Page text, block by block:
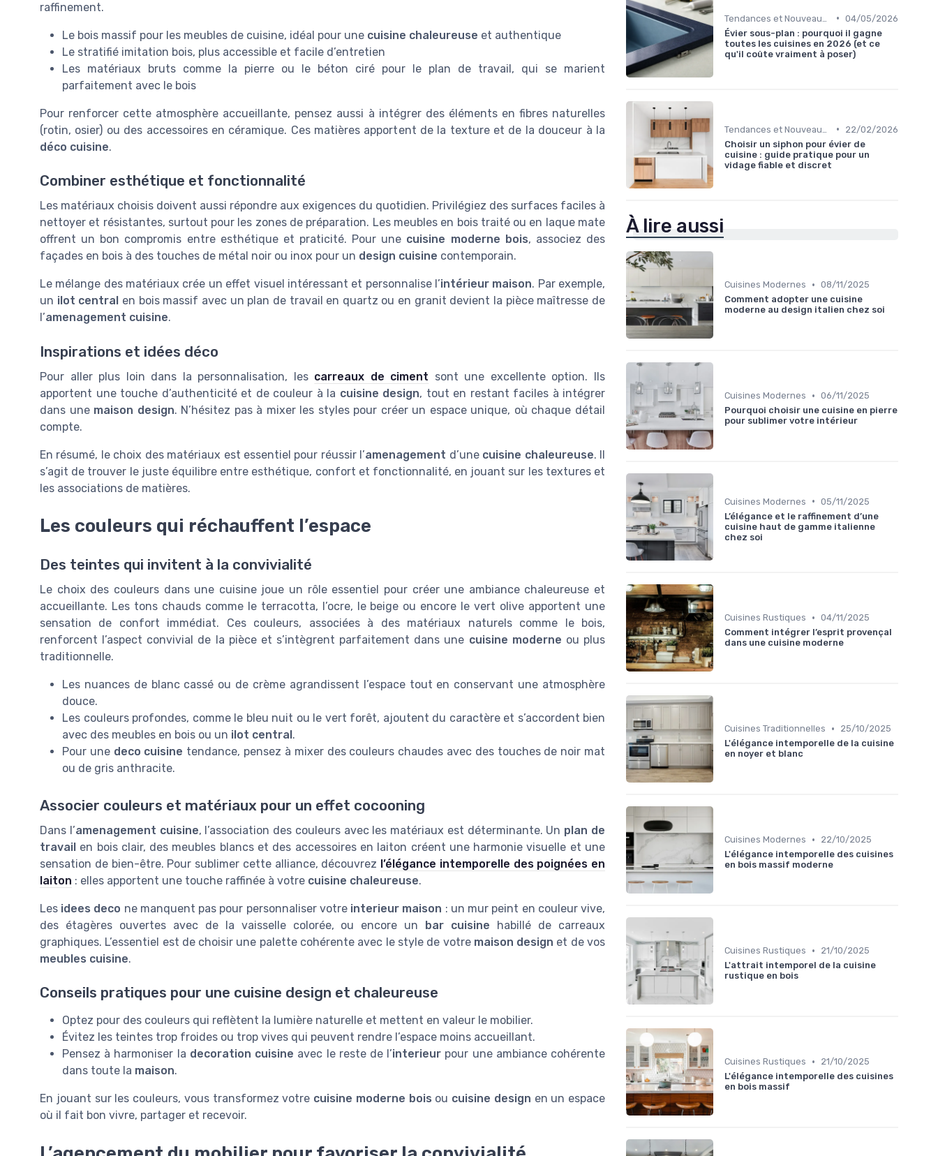
raffinement.
Le bois massif pour les meubles de cuisine, idéal pour une cuisine chaleureuse et authentique
Le stratifié imitation bois, plus accessible et facile d’entretien
Les matériaux bruts comme la pierre ou le béton ciré pour le plan de travail, qui se marient
parfaitement avec le bois
Pour renforcer cette atmosphère accueillante, pensez aussi à intégrer des éléments en fibres naturelles
(rotin, osier) ou des accessoires en céramique. Ces matières apportent de la texture et de la douceur à la
déco cuisine.
Combiner esthétique et fonctionnalité
Les matériaux choisis doivent aussi répondre aux exigences du quotidien. Privilégiez des surfaces faciles à
nettoyer et résistantes, surtout pour les zones de préparation. Les meubles en bois traité ou en laque mate
offrent un bon compromis entre esthétique et praticité. Pour une cuisine moderne bois, associez des
façades en bois à des touches de métal noir ou inox pour un design cuisine contemporain.
Le mélange des matériaux crée un effet visuel intéressant et personnalise l’intérieur maison. Par exemple,
un ilot central en bois massif avec un plan de travail en quartz ou en granit devient la pièce maîtresse de
l’amenagement cuisine.
Inspirations et idées déco
Pour aller plus loin dans la personnalisation, les carreaux de ciment sont une excellente option. Ils
apportent une touche d’authenticité et de couleur à la cuisine design, tout en restant faciles à intégrer
dans une maison design. N’hésitez pas à mixer les styles pour créer un espace unique, où chaque détail
compte.
En résumé, le choix des matériaux est essentiel pour réussir l’amenagement d’une cuisine chaleureuse. Il
s’agit de trouver le juste équilibre entre esthétique, confort et fonctionnalité, en jouant sur les textures et
les associations de matières.
Les couleurs qui réchauffent l’espace
Des teintes qui invitent à la convivialité
Le choix des couleurs dans une cuisine joue un rôle essentiel pour créer une ambiance chaleureuse et
accueillante. Les tons chauds comme le terracotta, l’ocre, le beige ou encore le vert olive apportent une
sensation de confort immédiat. Ces couleurs, associées à des matériaux naturels comme le bois,
renforcent l’aspect convivial de la pièce et s’intègrent parfaitement dans une cuisine moderne ou plus
traditionnelle.
Les nuances de blanc cassé ou de crème agrandissent l’espace tout en conservant une atmosphère
douce.
Les couleurs profondes, comme le bleu nuit ou le vert forêt, ajoutent du caractère et s’accordent bien
avec des meubles en bois ou un ilot central.
Pour une deco cuisine tendance, pensez à mixer des couleurs chaudes avec des touches de noir mat
ou de gris anthracite.
Associer couleurs et matériaux pour un effet cocooning
Dans l’amenagement cuisine, l’association des couleurs avec les matériaux est déterminante. Un plan de
travail en bois clair, des meubles blancs et des accessoires en laiton créent une harmonie visuelle et une
sensation de bien-être. Pour sublimer cette alliance, découvrez l’élégance intemporelle des poignées en
laiton : elles apportent une touche raffinée à votre cuisine chaleureuse.
Les idees deco ne manquent pas pour personnaliser votre interieur maison : un mur peint en couleur vive,
des étagères ouvertes avec de la vaisselle colorée, ou encore un
bar cuisine habillé de carreaux
graphiques. L’essentiel est de choisir une palette cohérente avec le style de votre maison design et de vos
meubles cuisine.
Conseils pratiques pour une cuisine design et chaleureuse
Optez pour des couleurs qui reflètent la lumière naturelle et mettent en valeur le mobilier.
Évitez les teintes trop froides ou trop vives qui peuvent rendre l’espace moins accueillant.
Pensez à harmoniser la decoration cuisine avec le reste de l’interieur pour une ambiance cohérente
dans toute la maison.
En jouant sur les couleurs, vous transformez votre cuisine moderne bois ou cuisine design en un espace
où il fait bon vivre, partager et recevoir.
• 04/05/2026
Évier sous-plan : pourquoi il gagne
toutes les cuisines en 2026 (et ce
qu'il coûte vraiment à poser)
•
22/02/2026
Choisir un siphon pour évier de
cuisine : guide pratique pour un
vidage fiable et discret
À lire aussi
Cuisines Modernes • 08/11/2025
Comment adopter une cuisine
moderne au design italien chez soi
Cuisines Modernes • 06/11/2025
Pourquoi choisir une cuisine en pierre
pour sublimer votre intérieur
Cuisines Modernes • 05/11/2025
L’élégance et le raffinement d’une
cuisine haut de gamme italienne
chez soi
Cuisines Rustiques • 04/11/2025
Comment intégrer l’esprit provençal
dans une cuisine moderne
Cuisines Traditionnelles •
25/10/2025
L'élégance intemporelle de la cuisine
en noyer et blanc
Cuisines Modernes •
22/10/2025
L'élégance intemporelle des cuisines
en bois massif moderne
Cuisines Rustiques •
21/10/2025
L'attrait intemporel de la cuisine
rustique en bois
Cuisines Rustiques •
21/10/2025
L'élégance intemporelle des cuisines
en bois massif